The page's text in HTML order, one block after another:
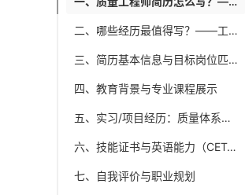
二、哪些经历最值得写？——工业工程/材料化学课程项目、质量管理实习、问题分析竞赛
三、简历基本信息与目标岗位匹配
四、教育背景与专业课程展示
五、实习/项目经历：质量体系与风险管控实践
六、技能证书与英语能力（CET-4）
七、自我评价与职业规划